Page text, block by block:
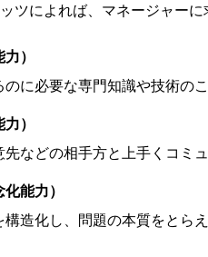
ツによれば、マネージャー
）
に必要な専門知識や技術の
）
などの相手方と上手くコミ
能力）
造化し、問題の本質をとら